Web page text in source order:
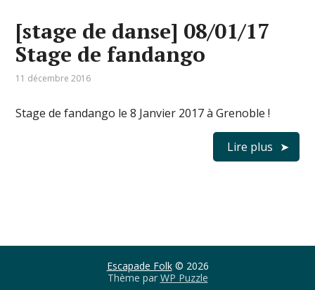
[stage de danse] 08/01/17
Stage de fandango
11 décembre 2016
Stage de fandango le 8 Janvier 2017 à Grenoble !
Lire plus
Escapade Folk© 2026
Thème par WP Puzzle